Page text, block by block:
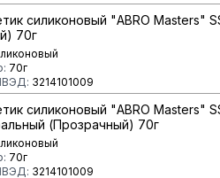
силиконовый "ABRO Masters"
70г
70г
3214101009
силиконовый "ABRO Masters"
(Прозрачный) 70г
70г
3214101009